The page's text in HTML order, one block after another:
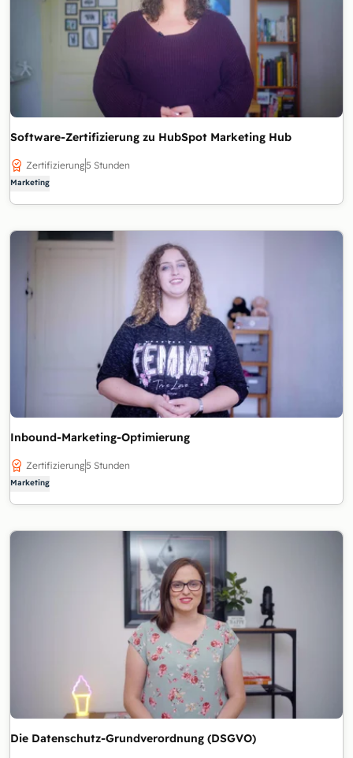
Software-Zertifizierung zu HubSpot Marketing Hub
Zertifizierung5 Stunden
Marketing
Inbound-Marketing-Optimierung
Zertifizierung5 Stunden
Marketing
Die Datenschutz-Grundverordnung (DSGVO)